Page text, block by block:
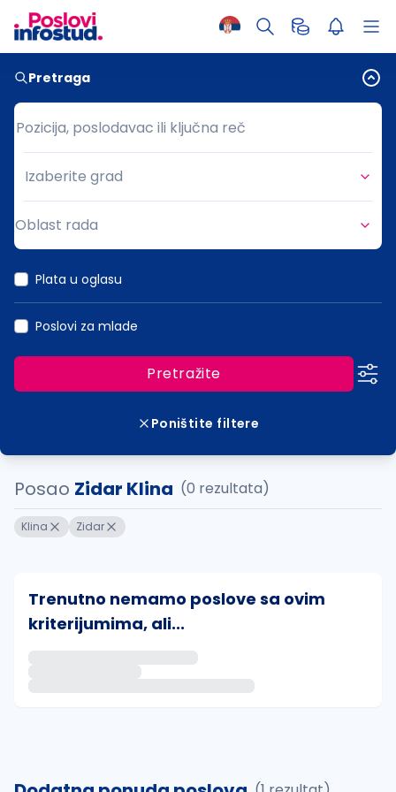
Pretraga
Pozicija, poslodavac ili ključna reč
Pozicija, poslodavac ili ključna reč
Grad
Izaberite grad
Oblast rada
Plata u oglasu
Poslovi za mlade
Pretražite
Poništite filtere
Posao Zidar Klina (0 rezultata)
Klina Zidar
Trenutno nemamo poslove sa ovim
kriterijumima, ali...